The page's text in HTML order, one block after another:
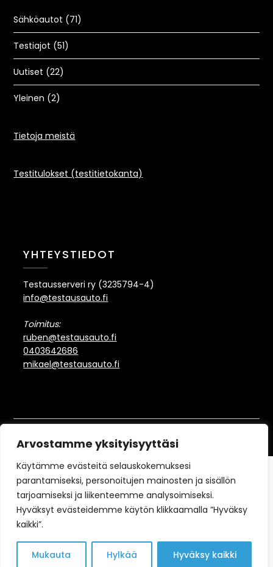
Arvostamme yksityisyyttäsi
Käytämme evästeitä selauskokemuksesi
parantamiseksi, personoitujen mainosten ja sisällön
tarjoamiseksi ja liikenteemme analysoimiseksi.
Hyväksyt evästeidemme käytön klikkaamalla ”Hyväksy
kaikki”.
Mukauta Hylkää Hyväksy kaikki
Sähköautot (71)
Testiajot (51)
Uutiset (22)
Yleinen (2)
Tietoja meistä
Testitulokset (testitietokanta)
YHTEYSTIEDOT
Testausserveri ry (3235794-4)
info@testausauto.fi
Toimitus:
ruben@testausauto.fi
0403642686
mikael@testausauto.fi
©2022-2026 Testausauto